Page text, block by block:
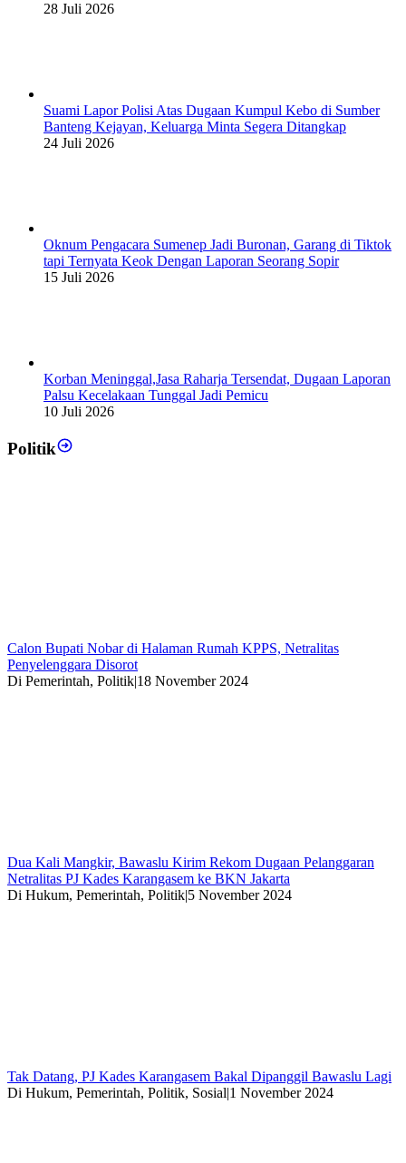
28 Juli 2026
Suami Lapor Polisi Atas Dugaan Kumpul Kebo di Sumber
Banteng Kejayan, Keluarga Minta Segera Ditangkap
24 Juli 2026
Oknum Pengacara Sumenep Jadi Buronan, Garang di Tiktok
tapi Ternyata Keok Dengan Laporan Seorang Sopir
15 Juli 2026
Korban Meninggal,Jasa Raharja Tersendat, Dugaan Laporan
Palsu Kecelakaan Tunggal Jadi Pemicu
10 Juli 2026
Politik
Calon Bupati Nobar di Halaman Rumah KPPS, Netralitas
Penyelenggara Disorot
Di Pemerintah, Politik|18 November 2024
Dua Kali Mangkir, Bawaslu Kirim Rekom Dugaan Pelanggaran
Netralitas PJ Kades Karangasem ke BKN Jakarta
Di Hukum, Pemerintah, Politik|5 November 2024
Tak Datang, PJ Kades Karangasem Bakal Dipanggil Bawaslu Lagi
Di Hukum, Pemerintah, Politik, Sosial|1 November 2024